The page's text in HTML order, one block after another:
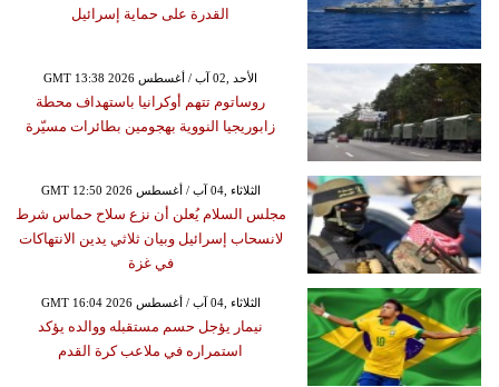
القدرة على حماية إسرائيل
GMT 13:38 2026 الأحد ,02 آب / أغسطس
روساتوم تتهم أوكرانيا باستهداف محطة
زابوريجيا النووية بهجومين بطائرات مسيّرة
GMT 12:50 2026 الثلاثاء ,04 آب / أغسطس
مجلس السلام يُعلن أن نزع سلاح حماس شرط
لانسحاب إسرائيل وبيان ثلاثي يدين الانتهاكات
في غزة
GMT 16:04 2026 الثلاثاء ,04 آب / أغسطس
نيمار يؤجل حسم مستقبله ووالده يؤكد
استمراره في ملاعب كرة القدم